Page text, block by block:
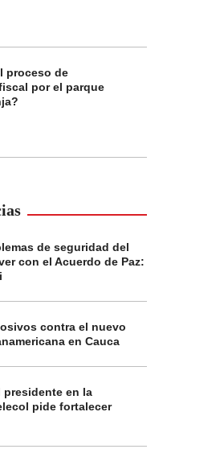
proceso de
por el parque
de seguridad del
con el Acuerdo de Paz:
contra el nuevo
en Cauca
presidente en la
pide fortalecer